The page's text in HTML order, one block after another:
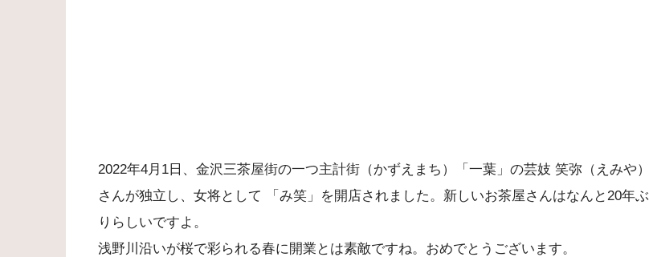
2022年4月1日、金沢三茶屋街の一つ主計街（かずえまち）「一葉」の芸妓 笑弥（えみや）
さんが独立し、女将として 「み笑」を開店されました。新しいお茶屋さんはなんと20年ぶ
りらしいですよ。
浅野川沿いが桜で彩られる春に開業とは素敵ですね。おめでとうございます。